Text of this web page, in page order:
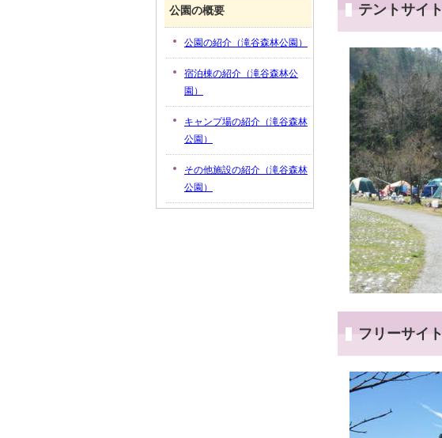
テントサイト
フリーサイト
公園の概要
公園の紹介（滝谷森林公園）
宿泊棟の紹介（滝谷森林公
園）
キャンプ場の紹介（滝谷森林
公園）
その他施設の紹介（滝谷森林
公園）